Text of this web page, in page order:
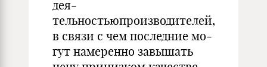
дея­
тельностьюпроизводителей,
в связи с чем последние мо­
гут намеренно завышать